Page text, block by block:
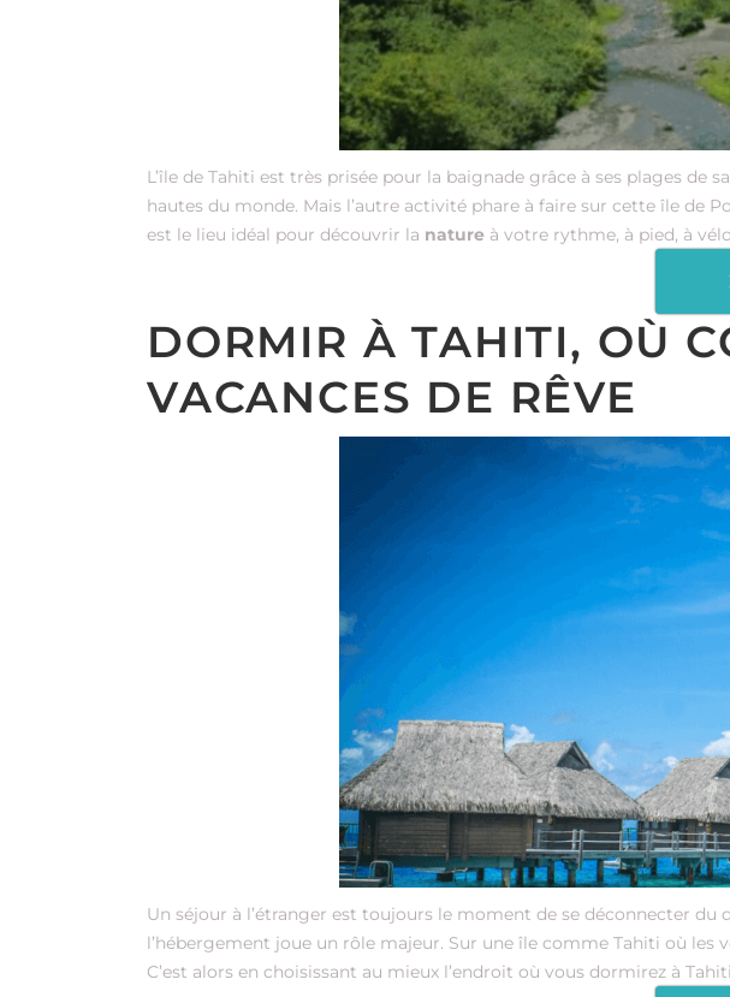
L’île de Tahiti est très prisée pour la baignade grâce à ses plages
hautes du monde. Mais l’autre activité phare à faire sur cette île de
est le lieu idéal pour découvrir la nature à votre rythme, à pied, à
DORMIR À TAHITI, OÙ
VACANCES DE RÊVE
Un séjour à l’étranger est toujours le moment de se déconnecter
l’hébergement joue un rôle majeur. Sur une île comme Tahiti où
C’est alors en choisissant au mieux l’endroit où vous dormirez à